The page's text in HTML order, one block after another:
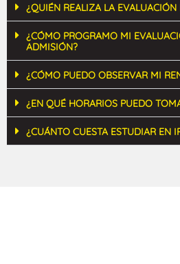
¿QUIÉN REALIZA LA
¿CÓMO PROGRAMO MI
ADMISIÓN?
¿CÓMO PUEDO OBSERVAR MI
¿EN QUÉ HORARIOS PUEDO
¿CUÁNTO CUESTA ESTUDIAR EN